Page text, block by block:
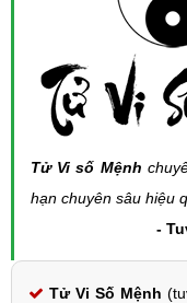
Tử Vi số Mệnh
hạn chuyên sâu hiệu
-
Tử Vi Số Mệnh